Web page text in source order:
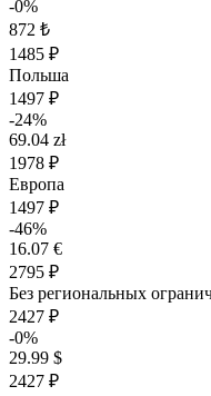
-0%
872 ₺
1485 ₽
Польша
1497 ₽
-24%
69.04 zł
1978 ₽
Европа
1497 ₽
-46%
16.07 €
2795 ₽
Без региональных
2427 ₽
-0%
29.99 $
2427 ₽